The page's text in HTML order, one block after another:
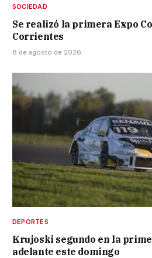
SOCIEDAD
Se realizó la primera Expo
Corrientes
8 de agosto de 2026
DEPORTES
Krujoski segundo en la
adelante este domingo